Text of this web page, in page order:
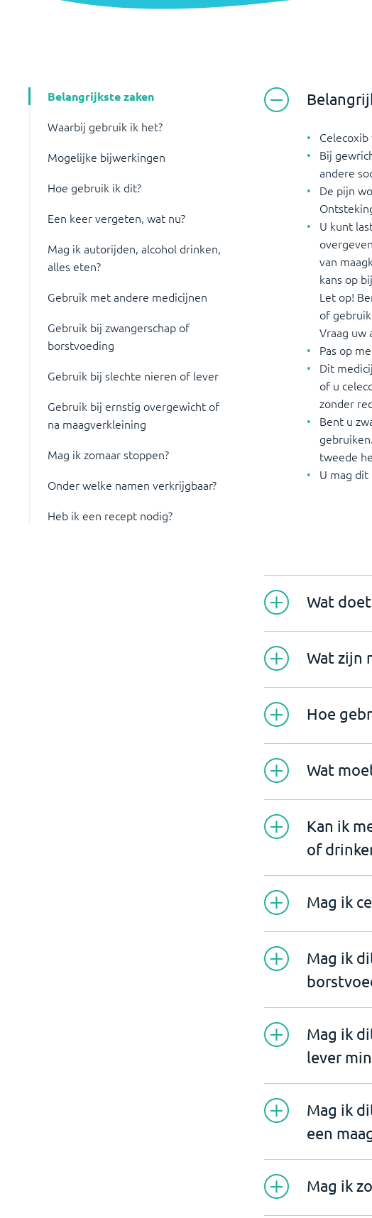
Belangrijkste zaken
Waarbij gebruik ik het?
Mogelijke bijwerkingen
Hoe gebruik ik dit?
Een keer vergeten, wat nu?
Mag ik autorijden, alcohol drinken,
alles eten?
Gebruik met andere medicijnen
Gebruik bij zwangerschap of
borstvoeding
Gebruik bij slechte nieren of lever
Gebruik bij ernstig overgewicht of
na maagverkleining
Mag ik zomaar stoppen?
Onder welke namen verkrijgbaar?
Heb ik een recept nodig?
Bij
andere
De pijn
U kunt
van
kans op
Let op!
of
Vraag uw
Pas op
Dit
of u
zonder
Bent u
tweede
U mag
Wat
Wat zijn
Hoe
Wat
Kan ik
of
Mag ik
Mag ik
Mag ik
lever
Mag ik
een
Mag ik